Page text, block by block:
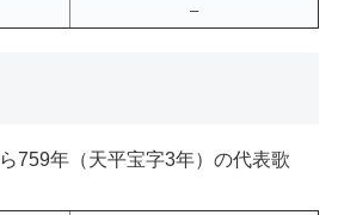
–
759年（天平宝字3年）の代表歌